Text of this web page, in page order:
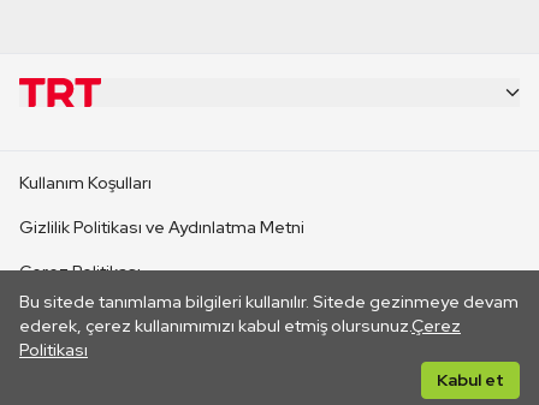
Bu sitede tanımlama bilgileri kullanılır. Sitede gezinmeye devam
ederek, çerez kullanımımızı kabul etmiş olursunuz.Çerez
Politikası
Kabul et
CANLI YAYINLAR
Kullanım Koşulları
Gizlilik Politikası ve Aydınlatma Metni
Çerez Politikası
İletişim
Her hakkı saklıdır. ©2026 TRT. Bağlantı yoluyla gidilen dış